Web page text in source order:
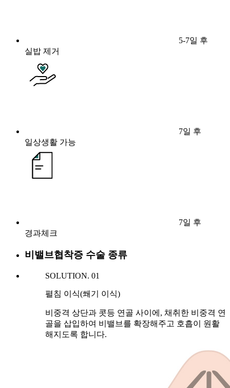
5-7일 후
실밥 제거
7일 후
일상생활 가능
7일 후
경과체크
비밸브협착증 수술 종류
SOLUTION. 01
펼침 이식(쐐기 이식)
비중격 상단과 콧등 연골 사이에, 채취한 비중격 연
골을 삽입하여 비밸브를 확장해주고 호흡이 원활
해지도록 합니다.